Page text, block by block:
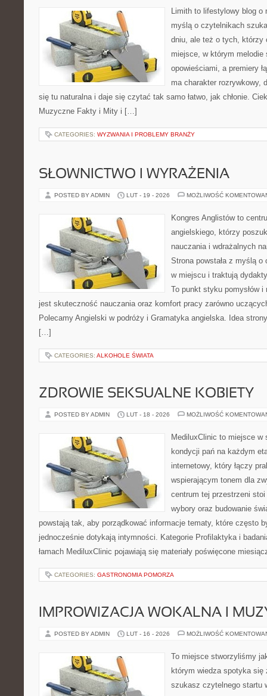
Limith to lifestylowy blog o
myślą o czytelnikach
dniu, ale też o tych, którzy
miejsce, w którym melodie
opowieściami, a premiery
ma charakter rozrywkowy,
się tu naturalna i daje się czytać tak samo łatwo, jak chłonie.
Muzyczne Fakty i Mity i […]
CATEGORIES: WYZWANIA I PROBLEMY BRANŻY
SŁOWNICTWO I WYRAŻENIA
POSTED BY ADMIN LUT - 19 - 2026 MOŻLIWOŚĆ
Kongres Anglistów to
angielskiego, którzy
nauczania i wdrażalnych
Strona powstała z myślą
w miejscu i traktują
To punkt styku pomysłów
jest skuteczność nauczania oraz komfort pracy zarówno
Polecamy Angielski w podróży i Gramatyka angielska. Idea
[…]
CATEGORIES: ALKOHOLE ŚWIATA
ZDROWIE SEKSUALNE KOBIETY
POSTED BY ADMIN LUT - 18 - 2026 MOŻLIWOŚĆ
MediluxClinic to miejsce
kondycji pań na każdym
internetowy, który łączy
wspierającym tonem dla
centrum tej przestrzeni
wybory oraz budowanie
powstają tak, aby porządkować informacje tematy, które często
jednocześnie dotykają intymności. Kategorie Profilaktyka i
łamach MediluxClinic pojawiają się materiały poświęcone
CATEGORIES: GASTRONOMIA POMORZA
IMPROWIZACJA WOKALNA I
POSTED BY ADMIN LUT - 16 - 2026 MOŻLIWOŚĆ
To miejsce stworzyliśmy
którym wiedza spotyka
szukasz czytelnego startu